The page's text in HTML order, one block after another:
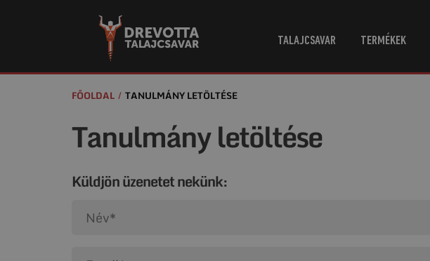
TALAJCSAVAR TERMÉKEK
FŐOLDAL TANULMÁNY LETÖLTÉSE
Tanulmány letöltése
Küldjön üzenetet nekünk: